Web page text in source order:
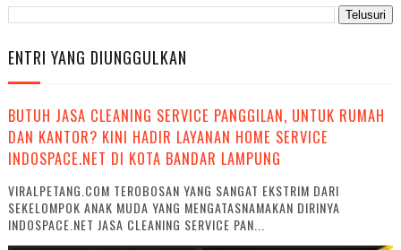
ENTRI YANG DIUNGGULKAN
BUTUH JASA CLEANING SERVICE PANGGILAN, UNTUK RUMAH
DAN KANTOR? KINI HADIR LAYANAN HOME SERVICE
INDOSPACE.NET DI KOTA BANDAR LAMPUNG
VIRALPETANG.COM TEROBOSAN YANG SANGAT EKSTRIM DARI
SEKELOMPOK ANAK MUDA YANG MENGATASNAMAKAN DIRINYA
INDOSPACE.NET JASA CLEANING SERVICE PAN...